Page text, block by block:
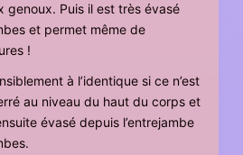
genoux. Puis il est très évasé
et permet même de
!
à l’identique si ce n’est
au niveau du haut du corps et
évasé depuis l’entrejambe